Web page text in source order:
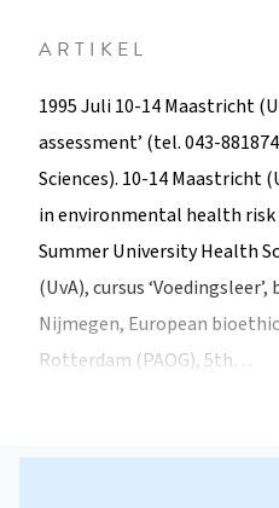
ARTIKEL
1995 Juli 10-14 Maastricht
assessment’ (tel. 043-
Sciences). 10-14 Maastricht
in environmental health risk
Summer University Health
(UvA), cursus
Nijmegen, European
Rotterdam (PAOG), 5th…